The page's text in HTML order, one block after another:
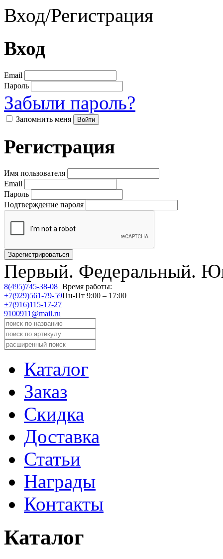
Вход/Регистрация
Вход
Email
Пароль
Забыли пароль?
Запомнить меня
Регистрация
Имя пользователя
Email
Пароль
Подтверждение пароля
Первый. Федеральный.
8(495)745-38-08
+7(929)561-79-59
+7(916)115-17-27
9100911@mail.ru
Время работы:
Пн-Пт 9:00 – 17:00
Каталог
Заказ
Скидка
Доставка
Статьи
Награды
Контакты
Каталог